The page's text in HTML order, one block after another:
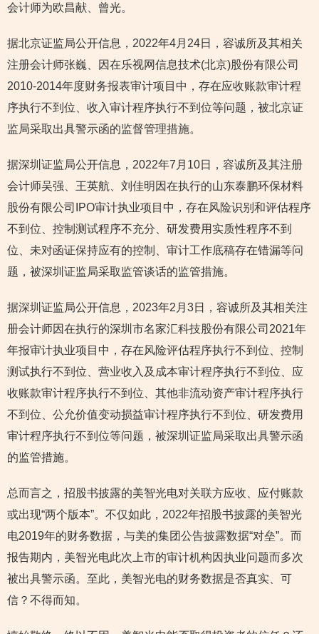
会计师为欧昌献、曾光。
据北京证监局公开信息，2022年4月24日，容诚所及其相关
注册会计师张巍、因在乐视网信息技术(北京)股份有限公司
2010-2014年度财务报表审计项目中，存在应收账款审计程
序执行不到位、收入审计程序执行不到位等问题，被北京证
监局采取出具警示函的监督管理措施。
据深圳证监局公开信息，2022年7月10日，容诚所及其注册
会计师吴强、王英航、刘佳明因在执行的山东泰鹏环保材料
股份有限公司IPO审计执业项目中，存在风险识别和评估程序
不到位、控制测试程序不充分、研发费用实质性程序不到
位、未对函证保持应有的控制、审计工作底稿存在错漏等问
题，被深圳证监局采取监管谈话的监管措施。
据深圳证监局公开信息，2023年2月3日，容诚所及其相关注
册会计师因在执行的深圳市名家汇科技股份有限公司2021年
年报审计执业项目中，存在风险评估程序执行不到位、控制
测试执行不到位、营业收入及成本审计程序执行不到位、应
收账款审计程序执行不到位、其他非流动资产审计程序执行
不到位、公允价值变动损益审计程序执行不到位、研发费用
审计程序执行不到位等问题，被深圳证监局采取出具警示函
的监管措施。
总而言之，招股书披露的美智光电对关联方应收、应付账款
或出现“两个版本”。不仅如此，2022年招股书披露的美智光
电2019年的财务数据，与美的集团公告披露数据“对垒”。而
报告期内，美智光电此次上市的审计机构因执业问题而多次
被出具警示函。至此，美智光电的财务数据是否真实、可
信？不得而知。